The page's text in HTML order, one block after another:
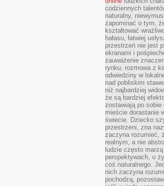
codziennych
naturalny,
zapominać o tym,
kształtować
hałasu, łatwiej
przestrzeń nie jest
ekranami i
zauważenie
rynku, rozmowa z
odwiedziny w
nad pobliskim
niż najbardziej
że są bardziej
zostawiają po sobie
mieście dorastanie
świecie. Dziecko
przestrzeni, zna
zaczyna rozumieć,
realnym, a nie
ludzie często
perspektywach, o
coś naturalnego.
nich zaczyna
pochodzą,